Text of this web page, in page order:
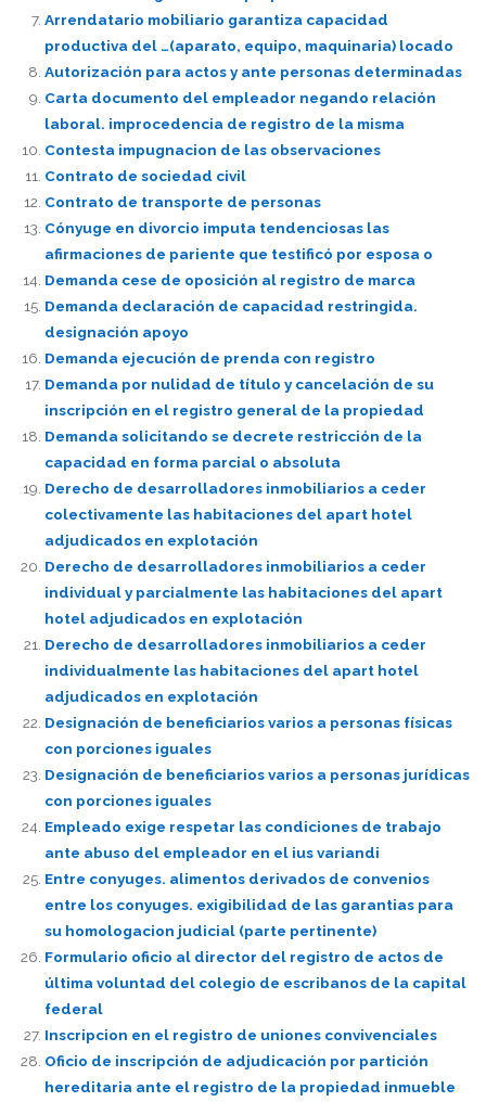
Arrendatario mobiliario garantiza capacidad
productiva del …(aparato, equipo, maquinaria) locado
Autorización para actos y ante personas determinadas
Carta documento del empleador negando relación
laboral. improcedencia de registro de la misma
Contesta impugnacion de las observaciones
Contrato de sociedad civil
Contrato de transporte de personas
Cónyuge en divorcio imputa tendenciosas las
afirmaciones de pariente que testificó por esposa o
Demanda cese de oposición al registro de marca
Demanda declaración de capacidad restringida.
designación apoyo
Demanda ejecución de prenda con registro
Demanda por nulidad de título y cancelación de su
inscripción en el registro general de la propiedad
Demanda solicitando se decrete restricción de la
capacidad en forma parcial o absoluta
Derecho de desarrolladores inmobiliarios a ceder
colectivamente las habitaciones del apart hotel
adjudicados en explotación
Derecho de desarrolladores inmobiliarios a ceder
individual y parcialmente las habitaciones del apart
hotel adjudicados en explotación
Derecho de desarrolladores inmobiliarios a ceder
individualmente las habitaciones del apart hotel
adjudicados en explotación
Designación de beneficiarios varios a personas físicas
con porciones iguales
Designación de beneficiarios varios a personas jurídicas
con porciones iguales
Empleado exige respetar las condiciones de trabajo
ante abuso del empleador en el ius variandi
Entre conyuges. alimentos derivados de convenios
entre los conyuges. exigibilidad de las garantias para
su homologacion judicial (parte pertinente)
Formulario oficio al director del registro de actos de
última voluntad del colegio de escribanos de la capital
federal
Inscripcion en el registro de uniones convivenciales
Oficio de inscripción de adjudicación por partición
hereditaria ante el registro de la propiedad inmueble